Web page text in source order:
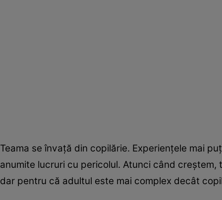
Teama se învaţă din copilărie. Experienţele mai
anumite lucruri cu pericolul. Atunci când
dar pentru că adultul este mai complex decât